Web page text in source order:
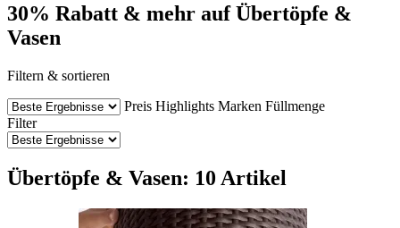
30% Rabatt & mehr auf Übertöpfe &
Vasen
Filtern & sortieren
Preis Highlights Marken Füllmenge
Filter
Übertöpfe & Vasen: 10 Artikel